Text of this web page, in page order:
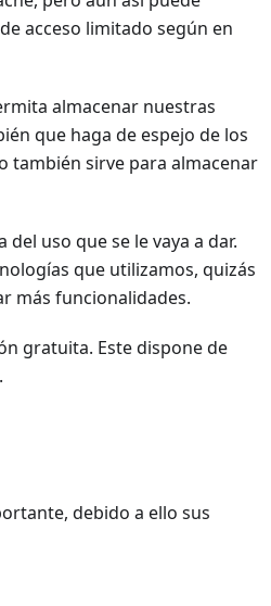
acceso limitado según en
almacenar nuestras
que haga de espejo de los
también sirve para almacenar
uso que se le vaya a dar.
que utilizamos, quizás
más funcionalidades.
gratuita. Este dispone de
debido a ello sus